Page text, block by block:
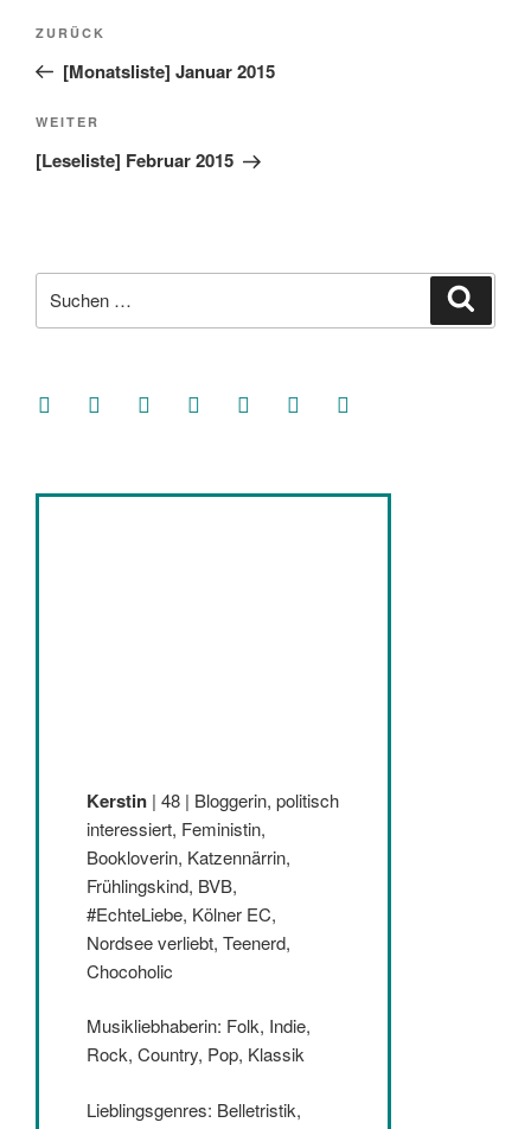
Beitragsnavigation
Vorheriger
Beitrag
ZURÜCK
[Monatsliste] Januar 2015
Nächster
Beitrag
WEITER
[Leseliste] Februar 2015
nach:
facebooksoundcloud
twitter mastodoninstagramthreads goodreads
Kerstin | 48 | Bloggerin, politisch
interessiert, Feministin,
Bookloverin, Katzennärrin,
Frühlingskind, BVB,
#EchteLiebe, Kölner EC,
Nordsee verliebt, Teenerd,
Chocoholic
Musikliebhaberin: Folk, Indie,
Rock, Country, Pop, Klassik
Lieblingsgenres: Belletristik,